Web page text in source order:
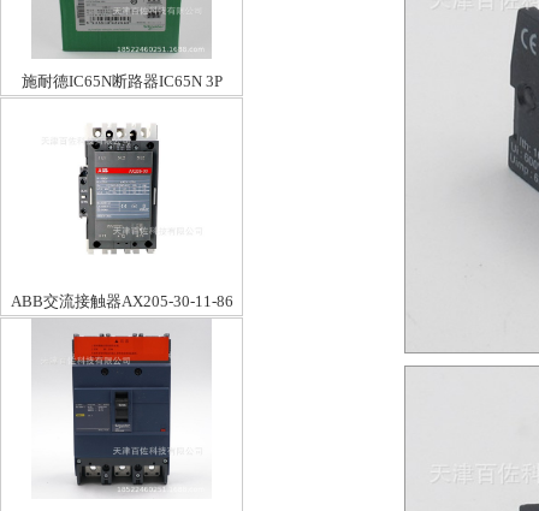
施耐德IC65N断路器IC65N 3P
C40A
ABB交流接触器AX205-30-11-86